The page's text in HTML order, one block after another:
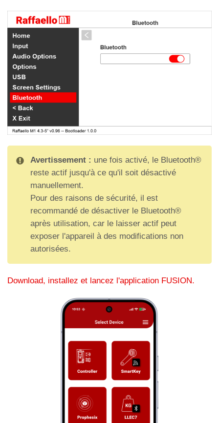
Activation de l'auxiliaire signalisations
Activer signalisations AUX
Activez signalisation de "Cabine à Niveau" à
partir de l'entrée " NEXT DIR. ".
périphérique USB
Avertissement : une fois activé, le Bluetooth®
reste actif jusqu'à ce qu'il soit désactivé
manuellement.
Pour des raisons de sécurité, il est
recommandé de désactiver le Bluetooth®
après utilisation, car le laisser actif peut
exposer l'appareil à des modifications non
autorisées.
Download, installez et lancez l'application FUSION.